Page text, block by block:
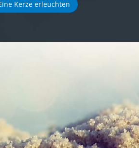
Kerze erleuchten